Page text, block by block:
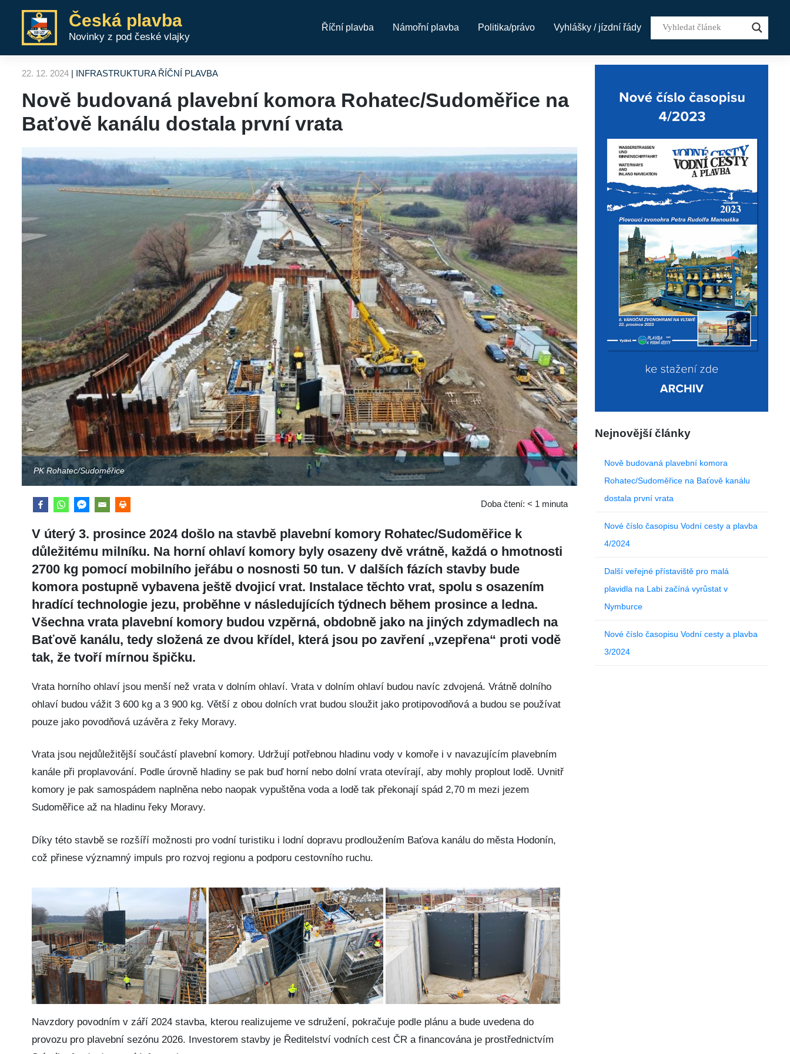
content
Česká plavba
Novinky z pod české vlajky
Říční plavba Námořní plavba Politika/právo Vyhlášky / jízdní řády
22. 12. 2024 | INFRASTRUKTURA ŘÍČNÍ PLAVBA
Nově budovaná plavební komora Rohatec/Sudoměřice na
Baťově kanálu dostala první vrata
PK Rohatec/Sudoměřice
Doba čtení: < 1 minuta
V úterý 3. prosince 2024 došlo na stavbě plavební komory Rohatec/Sudoměřice k
důležitému milníku. Na horní ohlaví komory byly osazeny dvě vrátně, každá o hmotnosti
2700 kg pomocí mobilního jeřábu o nosnosti 50 tun. V dalších fázích stavby bude
komora postupně vybavena ještě dvojicí vrat. Instalace těchto vrat, spolu s osazením
hradící technologie jezu, proběhne v následujících týdnech během prosince a ledna.
Všechna vrata plavební komory budou vzpěrná, obdobně jako na jiných zdymadlech na
Baťově kanálu, tedy složená ze dvou křídel, která jsou po zavření „vzepřena“ proti vodě
tak, že tvoří mírnou špičku.
Vrata horního ohlaví jsou menší než vrata v dolním ohlaví. Vrata v dolním ohlaví budou navíc zdvojená. Vrátně dolního
ohlaví budou vážit 3 600 kg a 3 900 kg. Větší z obou dolních vrat budou sloužit jako protipovodňová a budou se používat
pouze jako povodňová uzávěra z řeky Moravy.
Vrata jsou nejdůležitější součástí plavební komory. Udržují potřebnou hladinu vody v komoře i v navazujícím plavebním
kanále při proplavování. Podle úrovně hladiny se pak buď horní nebo dolní vrata otevírají, aby mohly proplout lodě. Uvnitř
komory je pak samospádem naplněna nebo naopak vypuštěna voda a lodě tak překonají spád 2,70 m mezi jezem
Sudoměřice až na hladinu řeky Moravy.
Díky této stavbě se rozšíří možnosti pro vodní turistiku i lodní dopravu prodloužením Baťova kanálu do města Hodonín,
což přinese významný impuls pro rozvoj regionu a podporu cestovního ruchu.
Navzdory povodním v září 2024 stavba, kterou realizujeme ve sdružení, pokračuje podle plánu a bude uvedena do
provozu pro plavební sezónu 2026. Investorem stavby je Ředitelství vodních cest ČR a financována je prostřednictvím
Nejnovější články
Nově budovaná plavební komora
Rohatec/Sudoměřice na Baťově kanálu
dostala první vrata
Nové číslo časopisu Vodní cesty a plavba
4/2024
Další veřejné přístaviště pro malá
plavidla na Labi začíná vyrůstat v
Nymburce
Nové číslo časopisu Vodní cesty a plavba
3/2024